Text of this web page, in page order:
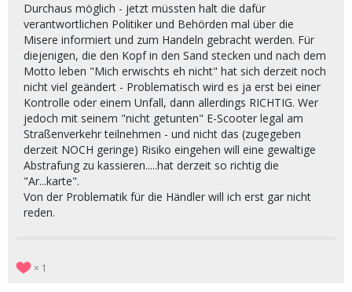
Durchaus möglich - jetzt müssten halt die dafür
verantwortlichen Politiker und Behörden mal über die
Misere informiert und zum Handeln gebracht werden. Für
diejenigen, die den Kopf in den Sand stecken und nach dem
Motto leben "Mich erwischts eh nicht" hat sich derzeit noch
nicht viel geändert - Problematisch wird es ja erst bei einer
Kontrolle oder einem Unfall, dann allerdings RICHTIG. Wer
jedoch mit seinem "nicht getunten" E-Scooter legal am
Straßenverkehr teilnehmen - und nicht das (zugegeben
derzeit NOCH geringe) Risiko eingehen will eine gewaltige
Abstrafung zu kassieren.....hat derzeit so richtig die
"Ar...karte".
Von der Problematik für die Händler will ich erst gar nicht
reden.
1